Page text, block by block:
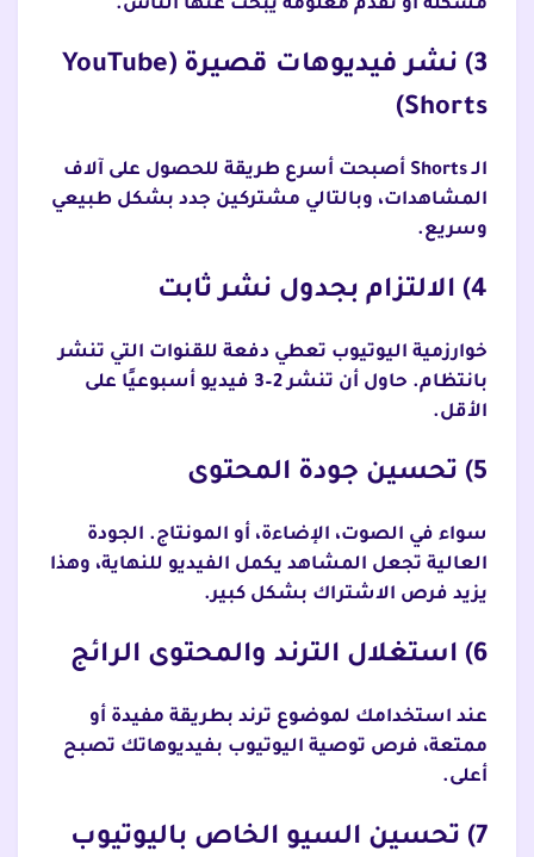
مشكلة أو تقدم معلومة يبحث عنها الناس.
3) نشر فيديوهات قصيرة (YouTube
Shorts)
الـ Shorts أصبحت أسرع طريقة للحصول على آلاف
المشاهدات، وبالتالي مشتركين جدد بشكل طبيعي
وسريع.
4) الالتزام بجدول نشر ثابت
خوارزمية اليوتيوب تعطي دفعة للقنوات التي تنشر
بانتظام. حاول أن تنشر 2–3 فيديو أسبوعيًا على
الأقل.
5) تحسين جودة المحتوى
سواء في الصوت، الإضاءة، أو المونتاج. الجودة
العالية تجعل المشاهد يكمل الفيديو للنهاية، وهذا
يزيد فرص الاشتراك بشكل كبير.
6) استغلال الترند والمحتوى الرائج
عند استخدامك لموضوع ترند بطريقة مفيدة أو
ممتعة، فرص توصية اليوتيوب بفيديوهاتك تصبح
أعلى.
7) تحسين السيو الخاص باليوتيوب